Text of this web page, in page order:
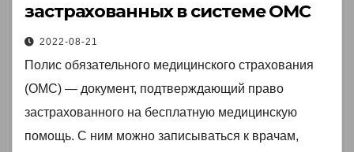
застрахованных в системе ОМС
2022-08-21
Полис обязательного медицинского страхования
(ОМС) — документ, подтверждающий право
застрахованного на бесплатную медицинскую
помощь. С ним можно записываться к врачам,